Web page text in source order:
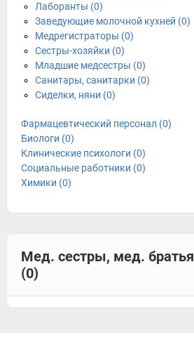
Лаборанты (0)
Заведующие молочной кухней (0)
Медрегистраторы (0)
Сестры-хозяйки (0)
Младшие медсестры (0)
Санитары, санитарки (0)
Сиделки, няни (0)
Фармацевтический персонал (0)
Биологи (0)
Клинические психологи (0)
Социальные работники (0)
Химики (0)
Мед. сестры, мед. братья
(0)